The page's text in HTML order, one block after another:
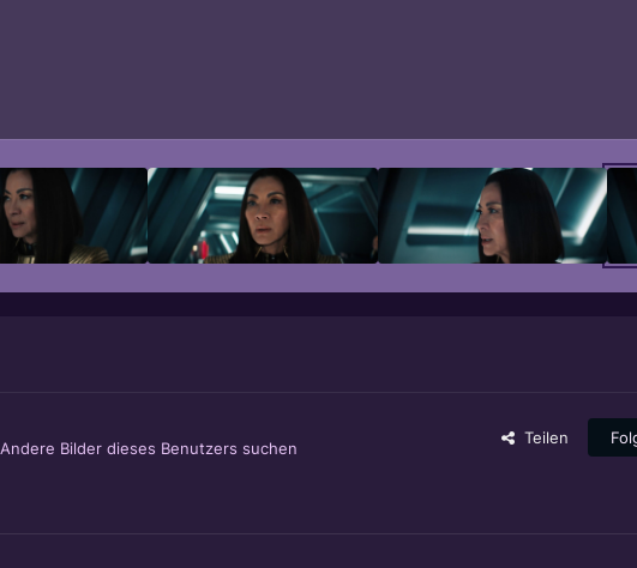
Andere Bilder dieses Benutzers suchen
Teilen